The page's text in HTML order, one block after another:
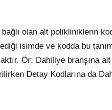
olan alt polikliniklerin
isimde ve kodda bu
Ör: Dahiliye branşına
Detay Kodlarına da